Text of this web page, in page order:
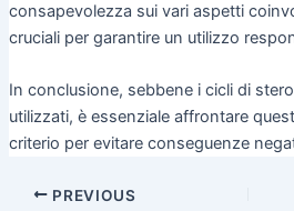
consapevolezza sui vari aspetti
cruciali per garantire un utilizzo
In conclusione, sebbene i cicli di
utilizzati, è essenziale affrontare
criterio per evitare conseguenze
PREVIOUS